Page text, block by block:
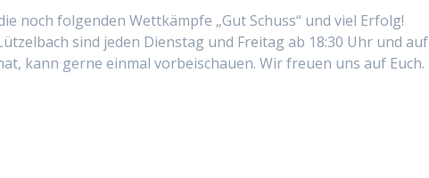
noch folgenden Wettkämpfe „Gut Schuss“ und viel Erfolg!
sind jeden Dienstag und Freitag ab 18:30 Uhr und auf
kann gerne einmal vorbeischauen. Wir freuen uns auf Euch.